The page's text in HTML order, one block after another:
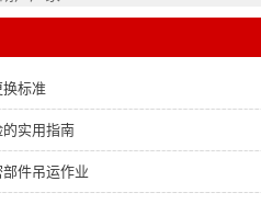
标准
实用指南
件吊运作业